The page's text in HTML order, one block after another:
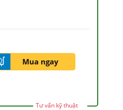
Mua ngay
Tư vấn kỹ thuật